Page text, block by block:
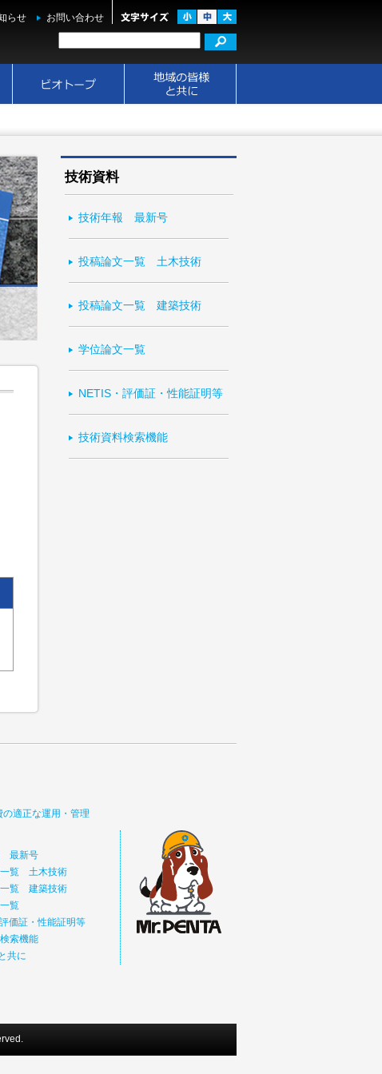
らせ お問い合わせ
技術資料
技術年報 最新号
投稿論文一覧 土木技術
投稿論文一覧 建築技術
学位論文一覧
NETIS・評価証・性能証明等
技術資料検索機能
の適正な運用・管理
最新号
一覧 土木技術
一覧 建築技術
覧
価証・性能証明等
索機能
共に